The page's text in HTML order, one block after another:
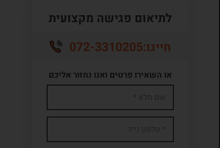
לתיאום פגישה מקצועית
חייגו:072-3310205
או השאירו פרטים ואנו נחזור אליכם